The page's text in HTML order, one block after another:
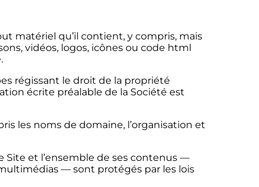
matériel qu’il contient, y compris, mais
vidéos, logos, icônes ou code html
régissant le droit de la propriété
écrite préalable de la Société est
les noms de domaine, l’organisation et
Site et l’ensemble de ses contenus —
— sont protégés par les lois